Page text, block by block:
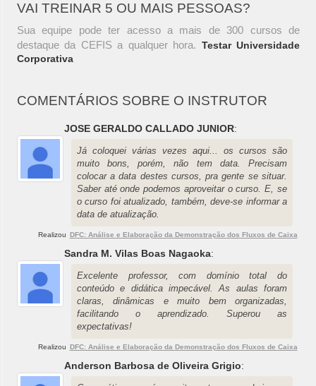
VAI TREINAR 5 OU MAIS PESSOAS?
Sua equipe pode ter acesso a mais de 300 cursos de
destaque da CEFIS a qualquer hora. Testar Universidade
Corporativa
COMENTÁRIOS SOBRE O INSTRUTOR
JOSE GERALDO CALLADO JUNIOR:
Já coloquei várias vezes aqui... os cursos são
muito bons, porém, não tem data. Precisam
colocar a data destes cursos, pra gente se situar.
Saber até onde podemos aproveitar o curso. E, se
o curso foi atualizado, também, deve-se informar a
data de atualização.
Realizou DFC: Análise e Elaboração da Demonstração dos Fluxos de Caixa
Sandra M. Vilas Boas Nagaoka:
Excelente professor, com domínio total do
conteúdo e didática impecável. As aulas foram
claras, dinâmicas e muito bem organizadas,
facilitando o aprendizado. Superou as
expectativas!
Realizou DFC: Análise e Elaboração da Demonstração dos Fluxos de Caixa
Anderson Barbosa de Oliveira Grigio: